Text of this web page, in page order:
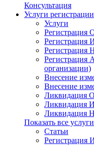
Консультация
Услуги регистрации
Услуги
Регистрация
Регистрация
Регистрация
Регистрация
организации)
Внесение
Внесение
Ликвидация
Ликвидация
Ликвидация
Показать все услуги
Статьи
Регистрация